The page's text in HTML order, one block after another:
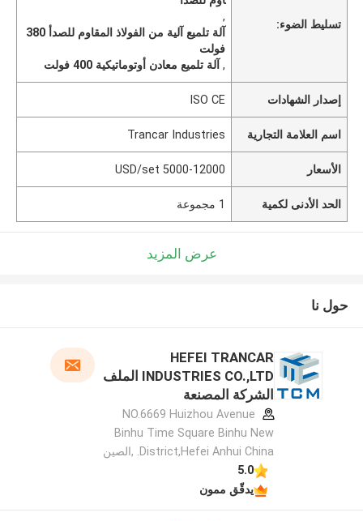
تسليط الضوء:
,
آلة تلميع آلية من الفولاذ المقاوم للصدأ 380
فولت
,آلة تلميع معادن أوتوماتيكية 400 فولت
إصدار الشهادات ISO CE
اسم العلامة التجارية Trancar Industries
الأسعار 5000-12000 USD/set
الحد الأدنى لكمية 1 مجموعة
عرض المزيد
حول نا
HEFEI TRANCAR
INDUSTRIES CO.,LTD الملف
الشركة المصنعة
NO.6669 Huizhou Avenue
Binhu Time Square Binhu New
District,Hefei Anhui China. ,الصين
5.0
يدقّق ممون